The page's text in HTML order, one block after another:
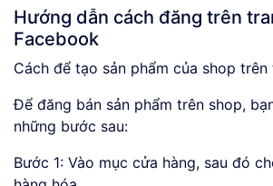
Hướng dẫn cách đăng trên
Facebook
Cách để tạo sản phẩm của shop trên
Để đăng bán sản phẩm trên shop,
những bước sau:
Bước 1: Vào mục cửa hàng, sau đó